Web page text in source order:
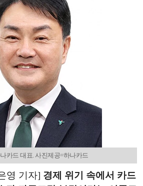
카드 대표. 사진제공=하나카드
영 기자] 경제 위기 속에서 카드